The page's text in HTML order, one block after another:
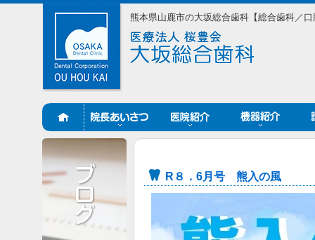
熊本県山鹿市の大坂総合歯科【総合歯科／
R８．6月号 熊入の風